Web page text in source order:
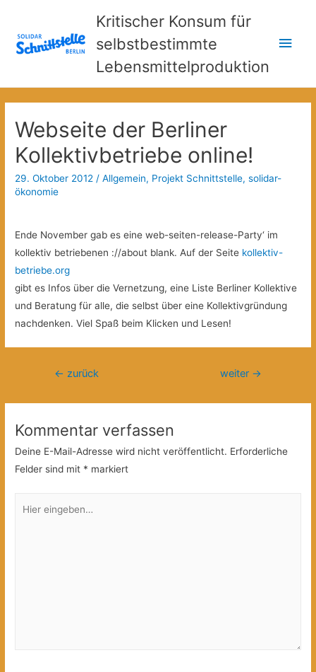
Kritischer Konsum für
selbstbestimmte
Lebensmittelproduktion
Webseite der Berliner
Kollektivbetriebe online!
29. Oktober 2012 /Allgemein, Projekt Schnittstelle,solidar-
ökonomie
Ende November gab es eine web-seiten-release-Party‘ im
kollektiv betriebenen ://about blank. Auf der Seite kollektiv-
betriebe.org
gibt es Infos über die Vernetzung, eine Liste Berliner Kollektive
und Beratung für alle, die selbst über eine Kollektivgründung
nachdenken. Viel Spaß beim Klicken und Lesen!
Beitragsnavigation
← zurück weiter →
Kommentar verfassen
Deine E-Mail-Adresse wird nicht veröffentlicht. Erforderliche
Felder sind mit * markiert
eingeben…